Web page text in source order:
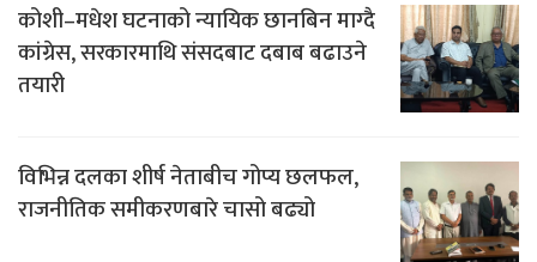
कोशी–मधेश घटनाको न्यायिक छानबिन माग्दै
कांग्रेस, सरकारमाथि संसदबाट दबाब बढाउने
तयारी
विभिन्न दलका शीर्ष नेताबीच गोप्य छलफल,
राजनीतिक समीकरणबारे चासो बढ्यो